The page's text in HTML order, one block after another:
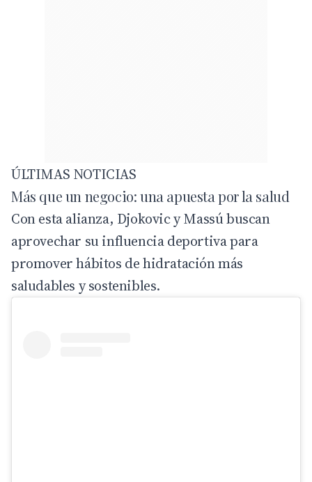
ÚLTIMAS NOTICIAS
Más que un negocio: una apuesta por la salud
Con esta alianza, Djokovic y Massú buscan
aprovechar su influencia deportiva para
promover hábitos de hidratación más
saludables y sostenibles.